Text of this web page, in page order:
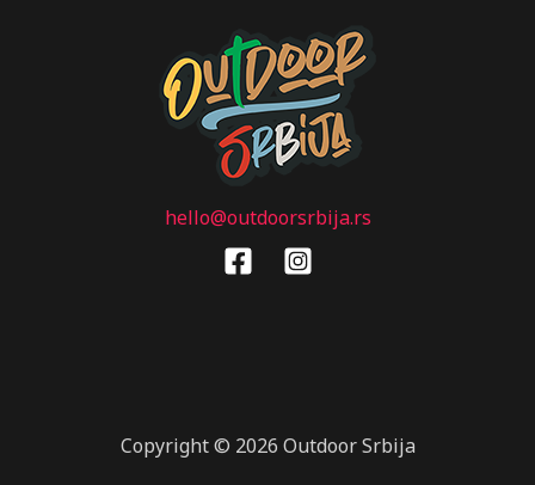
hello@outdoorsrbija.rs
Copyright © 2026 Outdoor Srbija